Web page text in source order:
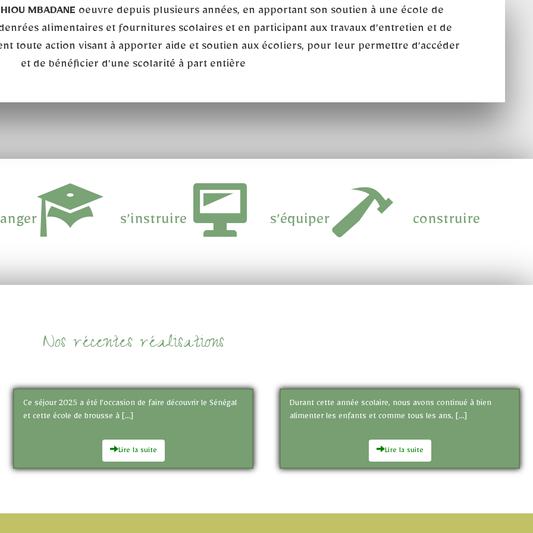
MBADANE oeuvre depuis plusieurs années, en apportant son soutien à une école de
alimentaires et fournitures scolaires et en participant aux travaux d’entretien et de
toute action visant à apporter aide et soutien aux écoliers, pour leur permettre d’accéder
et de bénéficier d’une scolarité à part entière
s’instruire s’équiper construire
Nos récentes réalisations
Ce séjour 2025 a été l’occasion de faire découvrir le Sénégal
et cette école de brousse à […]
Lire la suite
Durant cette année scolaire, nous avons continué à bien
alimenter les enfants et comme tous les ans, […]
Lire la suite